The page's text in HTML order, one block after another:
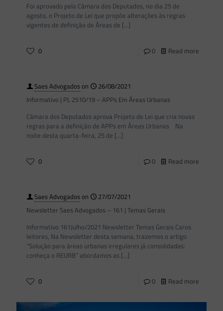
Foi aprovado pela Câmara dos Deputados, no dia 25 de
agosto, o Projeto de Lei que propõe alterações às regras
vigentes de definição de Áreas de […]
0 0 Read more
Saes Advogadoson
26/08/2021
Informativo | PL 2510/19 – APPs Em Áreas Urbanas
Câmara dos Deputados aprova Projeto de Lei que cria novas
regras para a definição de APPs em Áreas Urbanas Na
noite desta quarta-feira, 25 de […]
0 0 Read more
Saes Advogadoson
27/07/2021
Newsletter Saes Advogados – 161 | Temas Gerais
Informativo 161Julho/2021 Newsletter Temas Gerais Caros
leitores, Na Newsletter desta semana, trazemos o artigo
“Solução para áreas urbanas irregulares já consolidadas:
conheça o REURB” abordamos as […]
0 0 Read more